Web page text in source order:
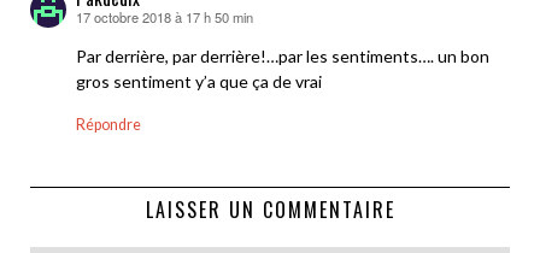
dit :
17 octobre 2018 à 17 h 50 min
Par derrière, par derrière!…par les sentiments…. un bon
gros sentiment y’a que ça de vrai
Répondre
LAISSER UN COMMENTAIRE